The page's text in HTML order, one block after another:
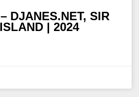
DJANES.NET, SIR
| 2024